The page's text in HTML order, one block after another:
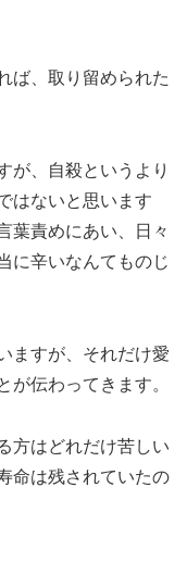
ば、取り留められた
が、自殺というより
はないと思います
葉責めにあい、日々
に辛いなんてものじ
ますが、それだけ愛
が伝わってきます。
方はどれだけ苦しい
命は残されていたの